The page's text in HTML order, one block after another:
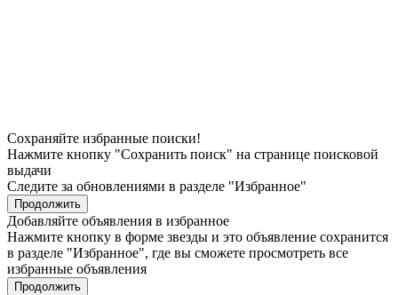
Сохраняйте избранные поиски!
Нажмите кнопку "Сохранить поиск" на странице поисковой
выдачи
Следите за обновлениями в разделе "Избранное"
Продолжить
Добавляйте объявления в избранное
Нажмите кнопку в форме звезды и это объявление сохранится
в разделе "Избранное", где вы сможете просмотреть все
избранные объявления
Продолжить